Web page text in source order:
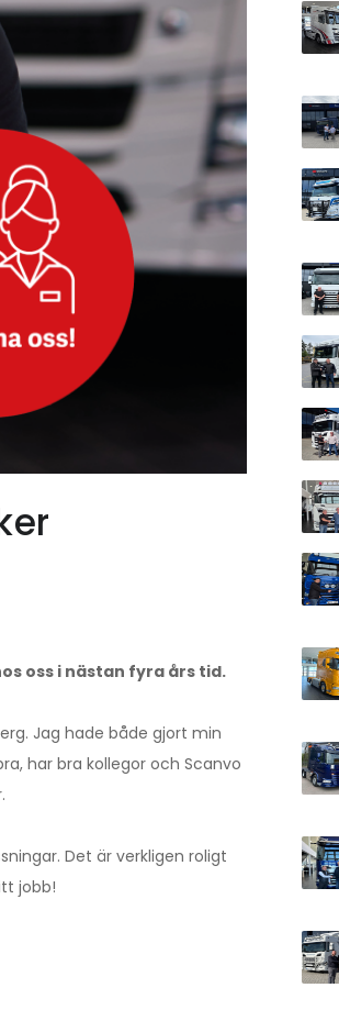
oss i nästan fyra års tid.
Jag hade både gjort min
har bra kollegor och Scanvo
Det är verkligen roligt
jobb!